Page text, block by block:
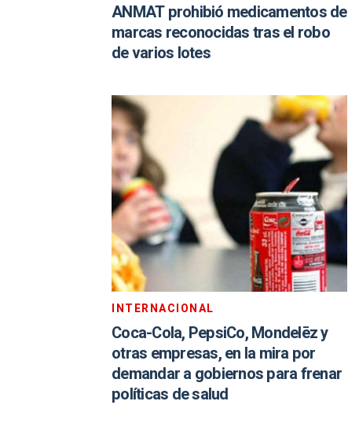
ANMAT prohibió medicamentos de
marcas reconocidas tras el robo
de varios lotes
INTERNACIONAL
Coca-Cola, PepsiCo, Mondelēz y
otras empresas, en la mira por
demandar a gobiernos para frenar
políticas de salud